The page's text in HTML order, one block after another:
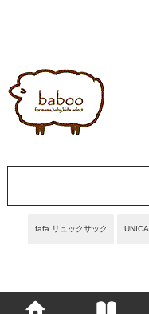
fafa リュックサック UNICA